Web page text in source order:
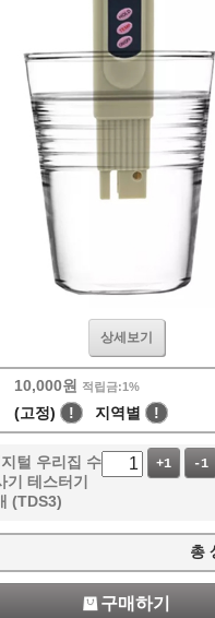
상세보기
10,000원 적립금:1%
(고정) ! 지역별 !
털 우리집 수
기 테스터기
(TDS3)
+1 -1
총
구매하기